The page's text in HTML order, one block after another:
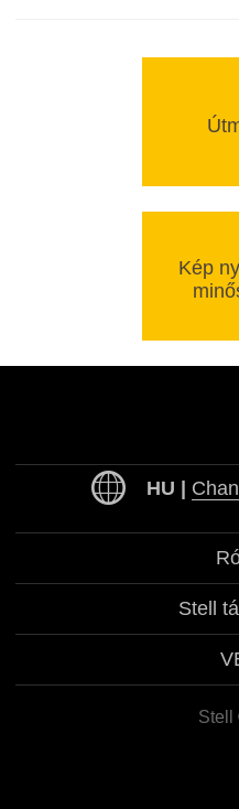
Kép
HU |
Stell
Stell